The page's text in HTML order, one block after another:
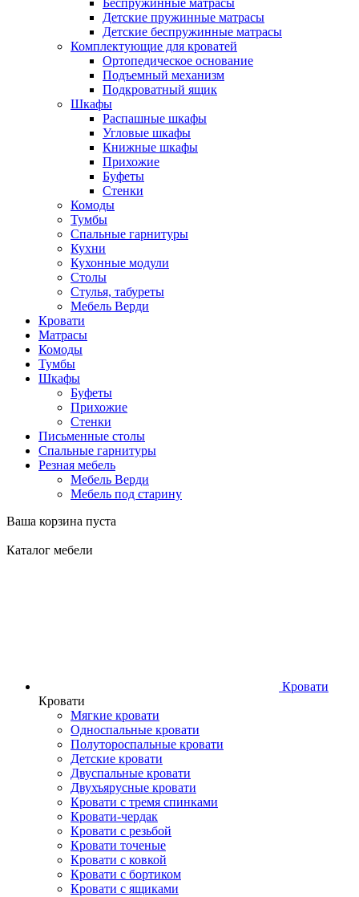
Беспружинные матрасы
Детские пружинные матрасы
Детские беспружинные матрасы
Комплектующие для кроватей
Ортопедическое основание
Подъемный механизм
Подкроватный ящик
Шкафы
Распашные шкафы
Угловые шкафы
Книжные шкафы
Прихожие
Буфеты
Стенки
Комоды
Тумбы
Спальные гарнитуры
Кухни
Кухонные модули
Столы
Стулья, табуреты
Мебель Верди
Кровати
Матрасы
Комоды
Тумбы
Шкафы
Буфеты
Прихожие
Стенки
Письменные столы
Спальные гарнитуры
Резная мебель
Мебель Верди
Мебель под старину
Ваша корзина пуста
Каталог мебели
Кровати
Кровати
Мягкие кровати
Односпальные кровати
Полутороспальные кровати
Детские кровати
Двуспальные кровати
Двухъярусные кровати
Кровати с тремя спинками
Кровати-чердак
Кровати с резьбой
Кровати точеные
Кровати с ковкой
Кровати с бортиком
Кровати с ящиками